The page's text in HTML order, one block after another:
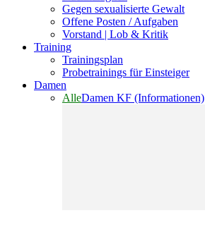
Gegen sexualisierte Gewalt
Offene Posten / Aufgaben
Vorstand | Lob & Kritik
Training
Trainingsplan
Probetrainings für Einsteiger
Damen
AlleDamen KF (Informationen)